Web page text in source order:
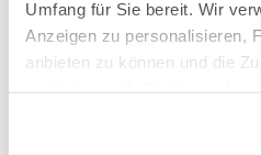
Umfang für Sie bereit. Wir
Anzeigen zu personalisieren,
anbieten zu können und die
Medien, Werbung und
©
MEHR DAZU